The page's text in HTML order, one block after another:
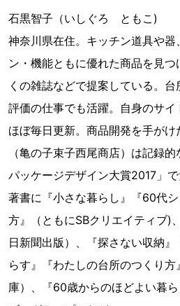
石黒智子（いしぐろ ともこ)
神奈川県在住。キッチン道具や器
ン・機能ともに優れた商品を見
くの雑誌などで提案している。
評価の仕事でも活躍。自身のサ
ほぼ毎日更新。商品開発を手がけ
（亀の子束子西尾商店）は記録
パッケージデザイン大賞2017」
著書に『小さな暮らし』『60代
方』（ともにSBクリエイティブ)
日新聞出版）、『探さない収納
らす』『わたしの台所のつくり
庫）、『60歳からのほどよい暮